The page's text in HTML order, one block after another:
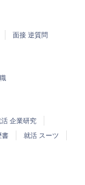
面接 逆質問
活 企業研究
書
就活 スーツ